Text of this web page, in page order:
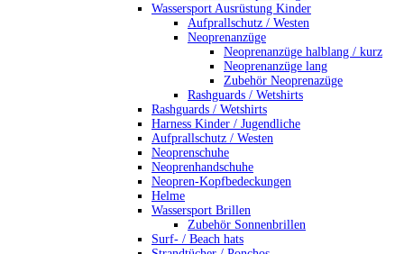
Wassersport Ausrüstung Kinder
Aufprallschutz / Westen
Neoprenanzüge
Neoprenanzüge halblang / kurz
Neoprenanzüge lang
Zubehör Neoprenazüge
Rashguards / Wetshirts
Rashguards / Wetshirts
Harness Kinder / Jugendliche
Aufprallschutz / Westen
Neoprenschuhe
Neoprenhandschuhe
Neopren-Kopfbedeckungen
Helme
Wassersport Brillen
Zubehör Sonnenbrillen
Surf- / Beach hats